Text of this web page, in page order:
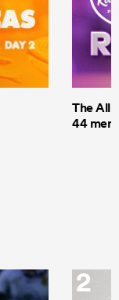
The All
44 men
2